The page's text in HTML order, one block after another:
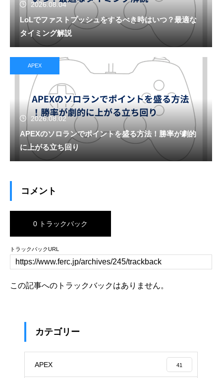
2026.08.04
LoLでファストプッシュをするべき時はいつ？最適な
タイミング解説
APEX
2026.08.02
APEXのソロランでポイントを盛る方法！勝率が劇的
に上がる立ち回り
コメント
0 トラックバック
トラックバックURL
この記事へのトラックバックはありません。
カテゴリー
APEX 41